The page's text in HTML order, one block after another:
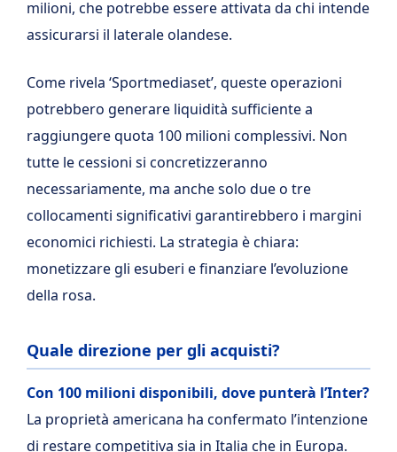
milioni, che potrebbe essere attivata da chi intende
assicurarsi il laterale olandese.
Come rivela ‘Sportmediaset’, queste operazioni
potrebbero generare liquidità sufficiente a
raggiungere quota 100 milioni complessivi. Non
tutte le cessioni si concretizzeranno
necessariamente, ma anche solo due o tre
collocamenti significativi garantirebbero i margini
economici richiesti. La strategia è chiara:
monetizzare gli esuberi e finanziare l’evoluzione
della rosa.
Quale direzione per gli acquisti?
Con 100 milioni disponibili, dove punterà l’Inter?
La proprietà americana ha confermato l’intenzione
di restare competitiva sia in Italia che in Europa.